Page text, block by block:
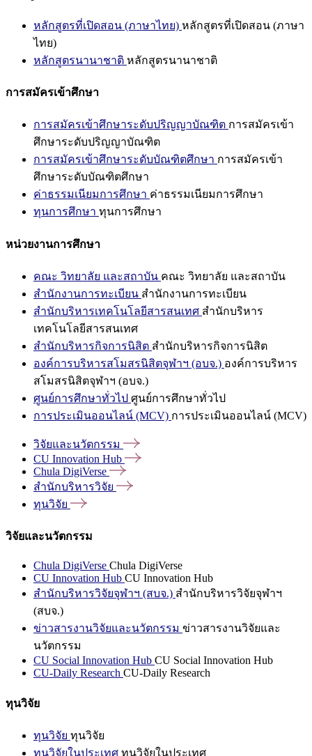
หลักสูตรที่เปิดสอน (ภาษาไทย) หลักสูตรที่เปิดสอน (ภาษา
ไทย)
หลักสูตรนานาชาติ หลักสูตรนานาชาติ
การสมัครเข้าศึกษา
การสมัครเข้าศึกษาระดับปริญญาบัณฑิต การสมัครเข้า
ศึกษาระดับปริญญาบัณฑิต
การสมัครเข้าศึกษาระดับบัณฑิตศึกษา การสมัครเข้า
ศึกษาระดับบัณฑิตศึกษา
ค่าธรรมเนียมการศึกษา ค่าธรรมเนียมการศึกษา
ทุนการศึกษา ทุนการศึกษา
หน่วยงานการศึกษา
คณะ วิทยาลัย และสถาบัน คณะ วิทยาลัย และสถาบัน
สำนักงานการทะเบียน สำนักงานการทะเบียน
สำนักบริหารเทคโนโลยีสารสนเทศ สำนักบริหาร
เทคโนโลยีสารสนเทศ
สำนักบริหารกิจการนิสิต สำนักบริหารกิจการนิสิต
องค์การบริหารสโมสรนิสิตจุฬาฯ (อบจ.) องค์การบริหาร
สโมสรนิสิตจุฬาฯ (อบจ.)
ศูนย์การศึกษาทั่วไป ศูนย์การศึกษาทั่วไป
การประเมินออนไลน์ (MCV) การประเมินออนไลน์ (MCV)
วิจัยและนวัตกรรม
CU Innovation Hub
Chula DigiVerse
สำนักบริหารวิจัย
ทุนวิจัย
วิจัยและนวัตกรรม
Chula DigiVerse Chula DigiVerse
CU Innovation Hub CU Innovation Hub
สำนักบริหารวิจัยจุฬาฯ (สบจ.) สำนักบริหารวิจัยจุฬาฯ
(สบจ.)
ข่าวสารงานวิจัยและนวัตกรรม ข่าวสารงานวิจัยและ
นวัตกรรม
CU Social Innovation Hub CU Social Innovation Hub
CU-Daily Research CU-Daily Research
ทุนวิจัย
ทุนวิจัย ทุนวิจัย
ทุนวิจัยในประเทศ ทุนวิจัยในประเทศ